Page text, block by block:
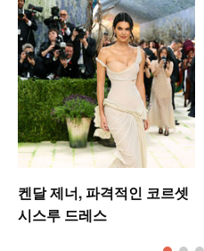
켄달 제너, 파격적인 코르셋
시스루 드레스